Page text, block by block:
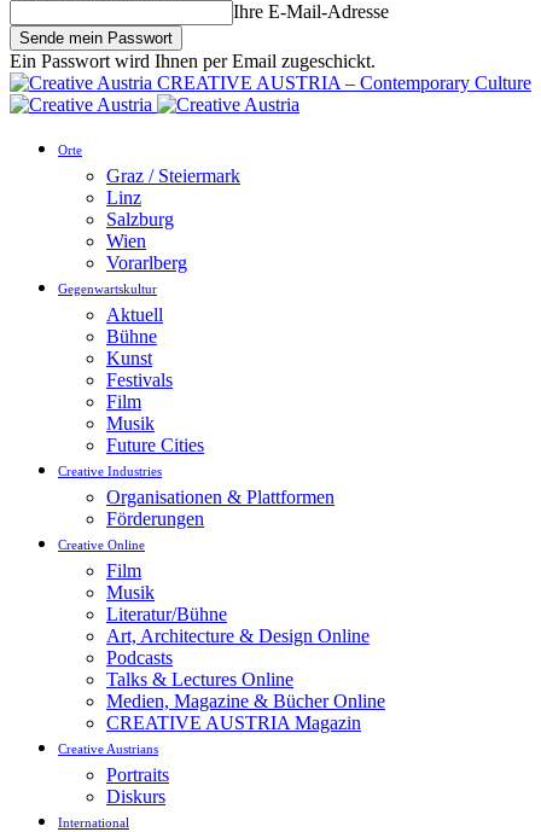
Ihre E-Mail-Adresse
Ein Passwort wird Ihnen per Email zugeschickt.
CREATIVE AUSTRIA – Contemporary Culture
Orte
Graz / Steiermark
Linz
Salzburg
Wien
Vorarlberg
Gegenwartskultur
Aktuell
Bühne
Kunst
Festivals
Film
Musik
Future Cities
Creative Industries
Organisationen & Plattformen
Förderungen
Creative Online
Film
Musik
Literatur/Bühne
Art, Architecture & Design Online
Podcasts
Talks & Lectures Online
Medien, Magazine & Bücher Online
CREATIVE AUSTRIA Magazin
Creative Austrians
Portraits
Diskurs
International